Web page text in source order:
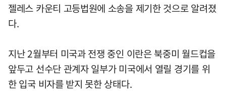
젤레스 카운티 고등법원에 소송을 제기한 것으로 알려졌
다.
지난 2월부터 미국과 전쟁 중인 이란은 북중미 월드컵을
앞두고 선수단 관계자 일부가 미국에서 열릴 경기를 위
한 입국 비자를 받지 못한 상태다.